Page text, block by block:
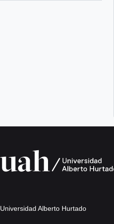
Universidad Alberto Hurtado